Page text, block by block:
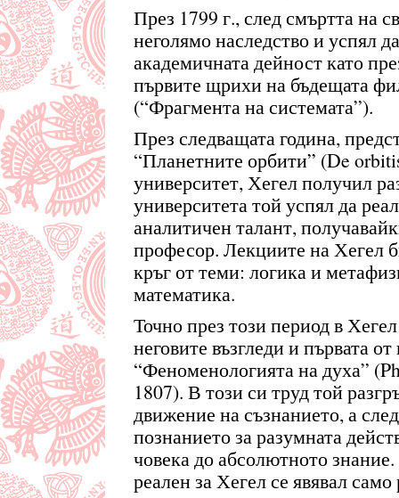
През 1799 г., след смъртта на
неголямо наследство и успял
академичната дейност като
първите щрихи на бъдещата
(“Фрагмента на системата”).
През следващата година,
“Планетните орбити” (De
университет, Хегел получил
университета той успял да
аналитичен талант,
професор. Лекциите на Хегел
кръг от теми: логика и
математика.
Точно през този период в
неговите възгледи и първата
“Феноменологията на духа”
1807). В този си труд той
движение на съзнанието, а
познанието за разумната
човека до абсолютното
реален за Хегел се явявал